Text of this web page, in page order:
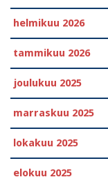
helmikuu 2026
tammikuu 2026
joulukuu 2025
marraskuu 2025
lokakuu 2025
elokuu 2025